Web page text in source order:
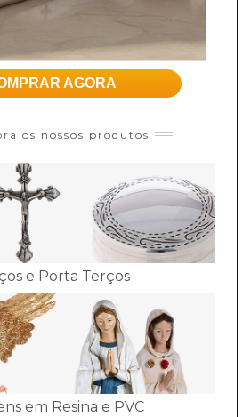
AGORA
os nossos produtos
e Porta Terços
em Resina e PVC